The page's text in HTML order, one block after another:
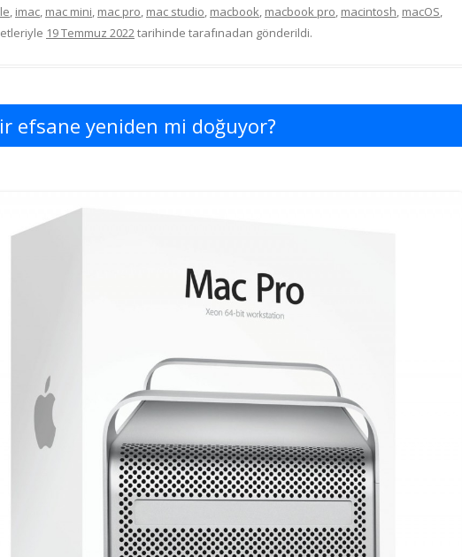
, imac, mac mini, mac pro, mac studio, macbook, macbook pro, macintosh, macOS,
19 Temmuz 2022tarihinde tarafınadan gönderildi.
efsane yeniden mi doğuyor?